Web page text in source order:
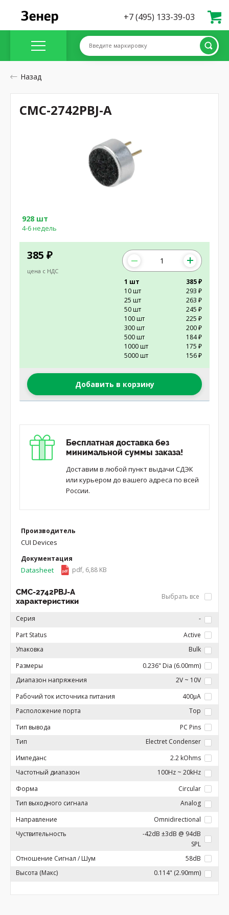
+7 (495) 133-39-03
Введите маркировку
Назад
385 ₽
цена с НДС
928 шт
4-6 недель
1 шт
385 ₽
10 шт
293 ₽
25 шт
263 ₽
50 шт
245 ₽
100 шт
225 ₽
300 шт
200 ₽
500 шт
184 ₽
1000 шт
175 ₽
5000 шт
156 ₽
Добавить в корзину
Бесплатная доставка без
минимальной суммы заказа!
Доставим в любой пункт выдачи СДЭК
или курьером до вашего адреса по всей
России.
Производитель
CUI Devices
Документация
Datasheet pdf, 6,88 KB
CMC-2742PBJ-A
характеристики
Выбрать все
Серия
-
Part Status
Active
Упаковка
Bulk
Размеры
0.236" Dia (6.00mm)
Диапазон напряжения
2V ~ 10V
Рабочий ток источника питания
400µA
Расположение порта
Top
Тип вывода
PC Pins
Тип
Electret Condenser
Импеданс
2.2 kOhms
Частотный диапазон
100Hz ~ 20kHz
Форма
Circular
Тип выходного сигнала
Analog
Направление
Omnidirectional
Чуствительность
-42dB ±3dB @ 94dB
SPL
Отношение Сигнал / Шум
58dB
Высота (Макс)
0.114" (2.90mm)
CMC-2742PBJ-A